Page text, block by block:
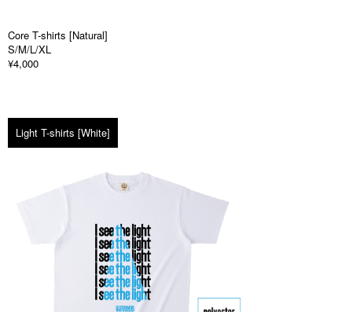
Core T-shirts [Natural]
S/M/L/XL
¥4,000
Light T-shirts [White]